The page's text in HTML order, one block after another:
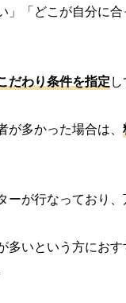
」「どこが自分に
だわり条件を指定
多かった場合は、
ーが行なっており
多いという方にお